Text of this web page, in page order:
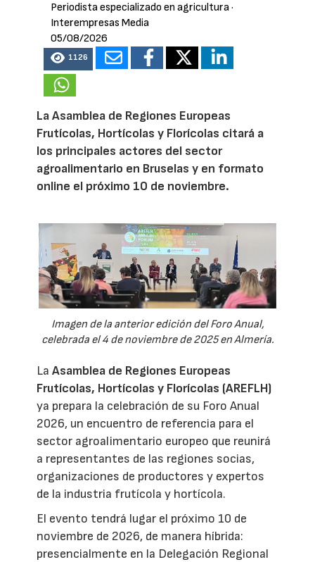
Periodista especializado en agricultura·
Interempresas Media
05/08/2026
1126
La Asamblea de Regiones Europeas
Frutícolas, Hortícolas y Florícolas citará a
los principales actores del sector
agroalimentario en Bruselas y en formato
online el próximo 10 de noviembre.
Imagen de la anterior edición del Foro Anual,
celebrada el 4 de noviembre de 2025 en Almería.
LaAsamblea de Regiones Europeas
Frutícolas, Hortícolas y Florícolas (AREFLH)
ya prepara la celebración de su Foro Anual
2026, un encuentro de referencia para el
sector agroalimentario europeo que reunirá
a representantes de las regiones socias,
organizaciones de productores y expertos
de la industria frutícola y hortícola.
El evento tendrá lugar el próximo 10 de
noviembre de 2026, de manera híbrida:
presencialmente en la Delegación Regional